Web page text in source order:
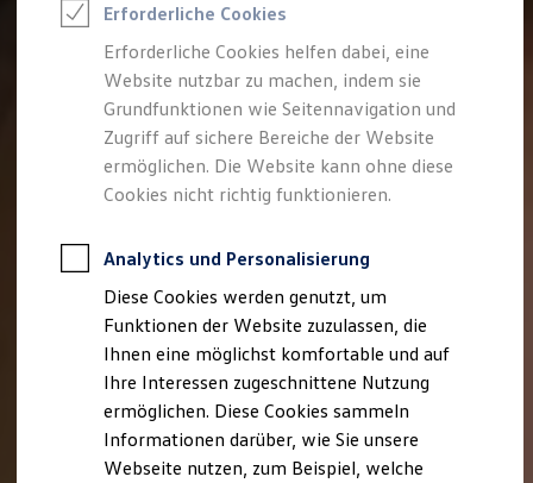
Wir bei Volkswagen
Onboarding und Einarbeitung
Unternehmensbereiche
Standorte
Verhaltensgrundsätze
Karriere Magazin
Talentpool
Deine Bewerbung
Onlinebewerbung: So geht's
Bewerbungstipps
Eine Absage - was nun?
Anreise zu Interview oder AC
Kontakt und Hilfe
Barrierefrei bewerben
Triff unsere Recruiter
Events
Erforderliche Cookies
Erforderliche Cookies helfen dabei, eine
Website nutzbar zu machen, indem sie
Grundfunktionen wie Seitennavigation und
Zugriff auf sichere Bereiche der Website
ermöglichen. Die Website kann ohne diese
Cookies nicht richtig funktionieren.
Analytics und Personalisierung
Diese Cookies werden genutzt, um
Funktionen der Website zuzulassen, die
Ihnen eine möglichst komfortable und auf
Ihre Interessen zugeschnittene Nutzung
ermöglichen. Diese Cookies sammeln
Informationen darüber, wie Sie unsere
Webseite nutzen, zum Beispiel, welche